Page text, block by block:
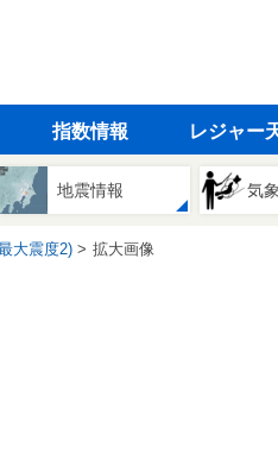
指数情報 レジャー
地震情報 気
大震度2) 拡大画像